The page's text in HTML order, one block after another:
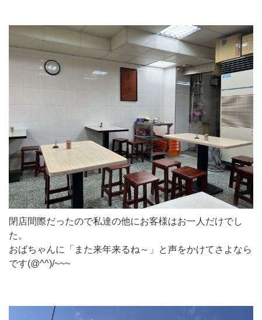
閉店間際だったので私達の他にお客様はお一人だけでし
た。
おばちゃんに「また来年来るね～」と声をかけてさよなら
です(@^^)/~~~